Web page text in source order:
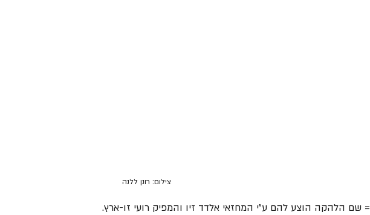
צילום: רונן ללנה
= שם הלהקה הוצע להם ע"י המחזאי אלדד זיו והמפיק רועי זו-ארץ.